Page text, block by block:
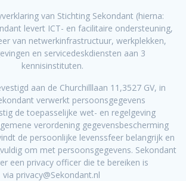
van Stichting Sekondant (hierna:
levert ICT- en facilitaire ondersteuning,
van netwerkinfrastructuur, werkplekken,
en servicedeskdiensten aan 3
kennisinstituten.
aan de Churchilllaan 11,3527 GV, in
verwerkt persoonsgegevens
de toepasselijke wet- en regelgeving
verordening gegevensbescherming
de persoonlijke levenssfeer belangrijk en
om met persoonsgegevens. Sekondant
een privacy officer die te bereiken is
via privacy@Sekondant.nl